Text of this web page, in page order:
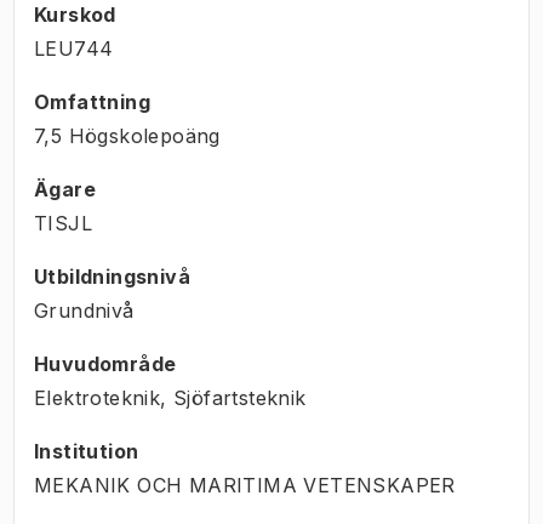
Kurskod
LEU744
Omfattning
7,5 Högskolepoäng
Ägare
TISJL
Utbildningsnivå
Grundnivå
Huvudområde
Elektroteknik, Sjöfartsteknik
Institution
MEKANIK OCH MARITIMA VETENSKAPER